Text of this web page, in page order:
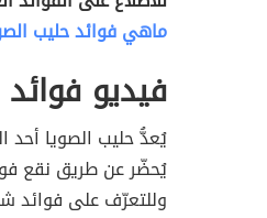
ماهي فوائد حليب
فيديو
يُعدُّ حليب الصويا أحد
يُحضّر عن طريق نقع
وللتعرّف على فوائد